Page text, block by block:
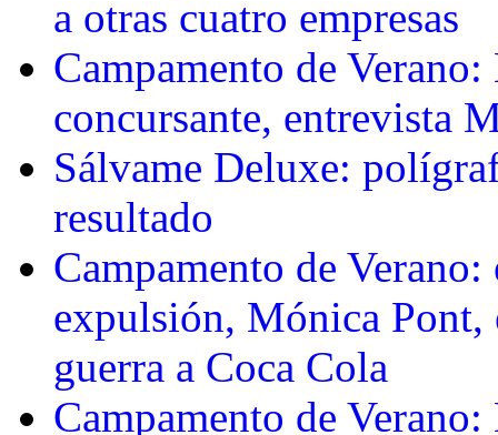
a otras cuatro empresas
Campamento de
concursante, entrevista
Sálvame Deluxe:
resultado
Campamento de
expulsión, Mónica Pont,
guerra a Coca Cola
Campamento de